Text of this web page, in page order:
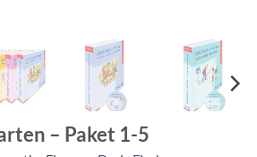
– Paket 1-5